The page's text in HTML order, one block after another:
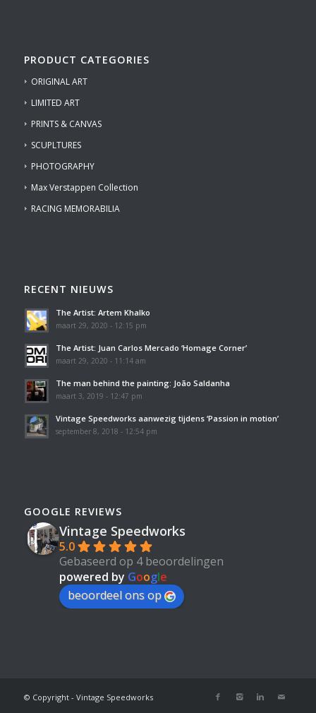
PRODUCT CATEGORIES
ORIGINAL ART
LIMITED ART
PRINTS & CANVAS
SCUPLTURES
PHOTOGRAPHY
Max Verstappen Collection
RACING MEMORABILIA
RECENT NIEUWS
The Artist: Artem Khalko
maart 29, 2020 - 12:15 pm
The Artist: Juan Carlos Mercado ‘Homage Corner’
maart 29, 2020 - 11:14 am
The man behind the painting: João Saldanha
maart 3, 2019 - 12:47 pm
Vintage Speedworks aanwezig tijdens ‘Passion in motion’
september 8, 2018 - 12:54 pm
GOOGLE REVIEWS
Vintage Speedworks
5.0
Gebaseerd op 4 beoordelingen
powered by Google
beoordeel ons op
© Copyright - Vintage Speedworks